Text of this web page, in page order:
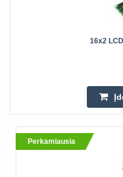
16x2
Perkamiausia